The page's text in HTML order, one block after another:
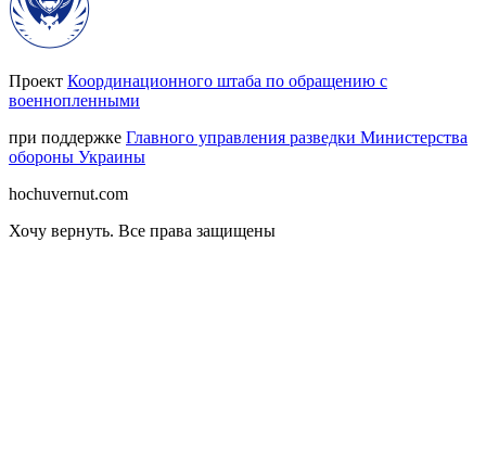
Проект Координационного штаба по обращению с
военнопленными
при поддержке Главного управления разведки Министерства
обороны Украины
hochuvernut.com
Хочу вернуть. Все права защищены